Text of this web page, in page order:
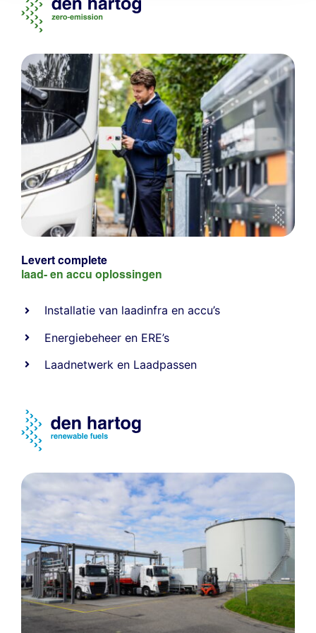
Levert complete
laad- en accu oplossingen
Installatie van laadinfra en accu’s
Energiebeheer en ERE’s
Laadnetwerk en Laadpassen